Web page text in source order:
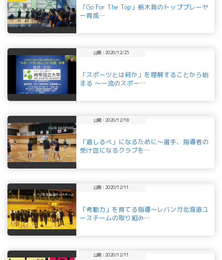
「Go For The Top」栃木発のトッププレーヤ
ー育成…
公開：2020/12/25
「スポーツとは何か」を理解することから始
まる ～一流のスポー…
公開：2020/12/18
「道しるべ」になるために～選手、指導者の
受け皿になるクラブを…
公開：2020/12/11
「考動力」を育てる指導～レバンガ北海道ユ
ースチームの取り組み…
公開：2020/12/11